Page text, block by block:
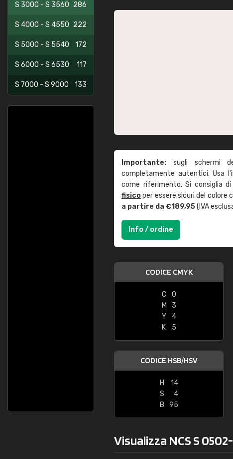
S 3000 - S 3560 286
S 4000 - S 4550 222
S 5000 - S 5540 172
S 6000 - S 6530 117
S 7000 - S 9000 133
Importante: sugli schermi
completamente autentici. Usa
come riferimento. Si consiglia di
fisicoper essere sicuri del colore
a partire da €189,95(IVA
Info / ordine
CODICE CMYK
C
0
M
3
Y
4
K
5
CODICE HSB/HSV
H
14
S
4
B
95
Visualizza NCS S